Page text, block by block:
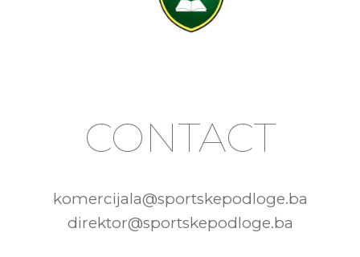
CONTACT
komercijala@sportskepodloge.ba
direktor@sportskepodloge.ba